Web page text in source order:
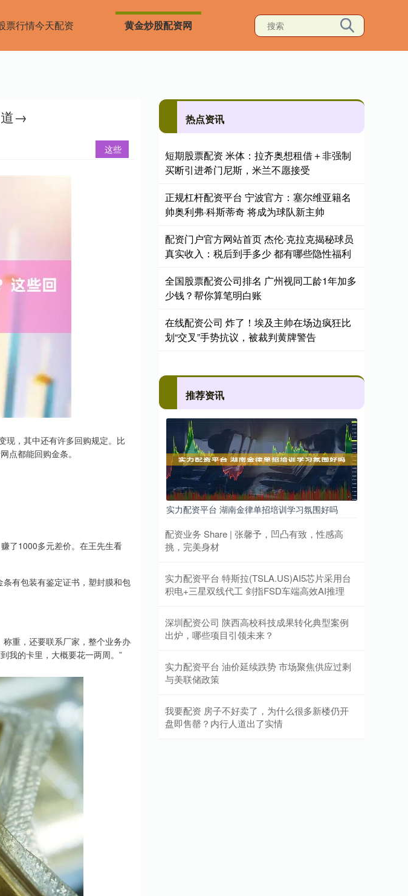
票行情今天配资 黄金炒股配资网
道→
这些
现，其中还有许多回购规定。比
点都能回购金条。
了1000多元差价。在王先生看
有包装有鉴定证书，塑封膜和包
重，还要联系厂家，整个业务办
我的卡里，大概要花一两周。”
热点资讯
短期股票配资 米体：拉齐奥想租借＋非强制
买断引进希门尼斯，米兰不愿接受
正规杠杆配资平台 宁波官方：塞尔维亚籍名
帅奥利弗·科斯蒂奇 将成为球队新主帅
配资门户官方网站首页 杰伦·克拉克揭秘球员
真实收入：税后到手多少 都有哪些隐性福利
全国股票配资公司排名 广州视同工龄1年加多
少钱？帮你算笔明白账
在线配资公司 炸了！埃及主帅在场边疯狂比
划“交叉”手势抗议，被裁判黄牌警告
推荐资讯
实力配资平台 湖南金律单招培训学习氛围好吗
配资业务 Share | 张馨予，凹凸有致，性感高
挑，完美身材
实力配资平台 特斯拉(TSLA.US)AI5芯片采用台
积电+三星双线代工 剑指FSD车端高效AI推理
深圳配资公司 陕西高校科技成果转化典型案例
出炉，哪些项目引领未来？
实力配资平台 油价延续跌势 市场聚焦供应过剩
与美联储政策
我要配资 房子不好卖了，为什么很多新楼仍开
盘即售罄？内行人道出了实情